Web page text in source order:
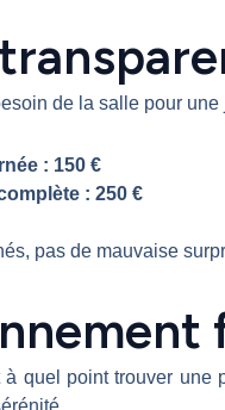
de la salle pour
: 150 €
: 250 €
pas de mauvaise
à quel point trouver